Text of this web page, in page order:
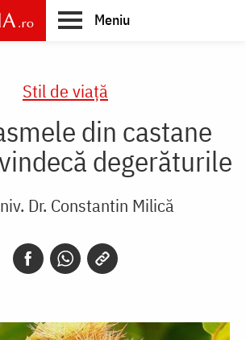
Meniu
Stil de viaţă
din castane
degerăturile
Dr. Constantin Milică